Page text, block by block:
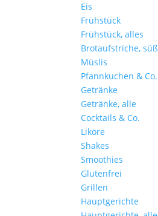
Eis
Frühstück
Frühstück, alles
Brotaufstriche, süß
Müslis
Pfannkuchen & Co.
Getränke
Getränke, alle
Cocktails & Co.
Liköre
Shakes
Smoothies
Glutenfrei
Grillen
Hauptgerichte